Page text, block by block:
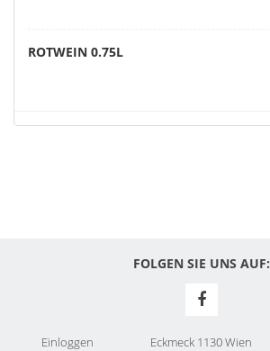
ROTWEIN 0.75L
FOLGEN SIE UNS AUF:
Einloggen Eckmeck 1130 Wien